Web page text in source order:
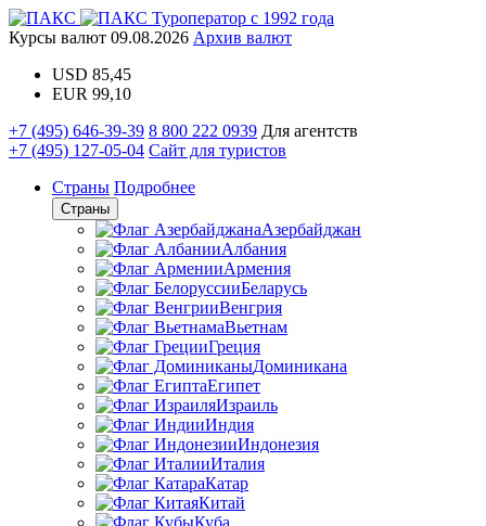
Туроператор с 1992 года
Курсы валют 09.08.2026 Архив валют
USD 85,45
EUR 99,10
+7 (495) 646-39-39 8 800 222 0939 Для агентств
+7 (495) 127-05-04 Сайт для туристов
Страны Подробнее
Страны
Азербайджан
Албания
Армения
Беларусь
Венгрия
Вьетнам
Греция
Доминикана
Египет
Израиль
Индия
Индонезия
Италия
Катар
Китай
Куба